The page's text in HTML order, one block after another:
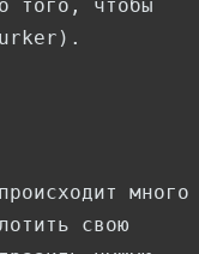
того, чтобы
много
свою